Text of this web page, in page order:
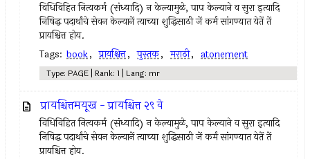
विधिविहित नित्‍यकर्म (संध्यादि) न केल्‍यामुळे, पाप केल्याने व सुरा इत्‍यादि
निषिद्ध पदार्थांचे सेवन केल्‍यानें त्‍याच्या शुद्धिसाठी जें कर्म सांगण्यात येतें तें
प्रायश्चित्त होय.
Tags: book, प्रायश्चित्त, पुस्तक, मराठी, atonement
Type: PAGE | Rank: 1 | Lang: mr
प्रायश्चित्तमयूख - प्रायश्चित्त २९ वे
विधिविहित नित्‍यकर्म (संध्यादि) न केल्‍यामुळे, पाप केल्याने व सुरा इत्‍यादि
निषिद्ध पदार्थांचे सेवन केल्‍यानें त्‍याच्या शुद्धिसाठी जें कर्म सांगण्यात येतें तें
प्रायश्चित्त होय.